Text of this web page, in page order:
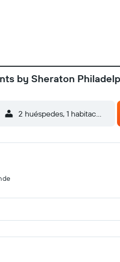
by Sheraton
2 huéspedes, 1 habitación